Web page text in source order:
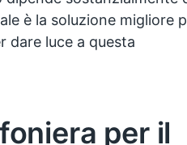
è la soluzione migliore
dare luce a questa
per il